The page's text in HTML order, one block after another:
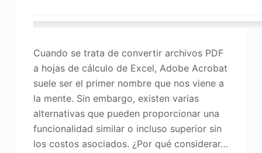
Cuando se trata de convertir archivos PDF
a hojas de cálculo de Excel, Adobe Acrobat
suele ser el primer nombre que nos viene a
la mente. Sin embargo, existen varias
alternativas que pueden proporcionar una
funcionalidad similar o incluso superior sin
los costos asociados. ¿Por qué considerar…